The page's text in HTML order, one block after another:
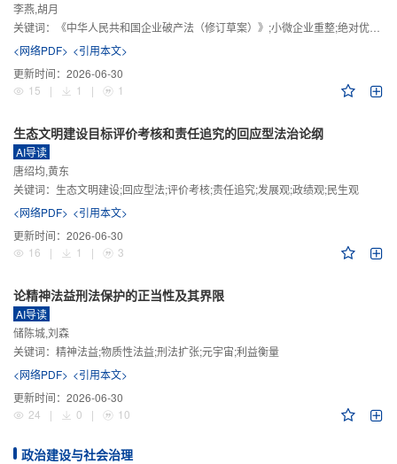
李燕,胡月
关键词：
《中华人民共和国企业破产法（修订草案）》;小微企业重整;绝对优先原则;股东权益保留;预期可支配收入标准
<网络PDF> <引用本文>
更新时间： 2026-06-30
15
| 1 | 1
生态文明建设目标评价考核和责任追究的回应型法治论纲
AI导读
唐绍均,黄东
关键词： 生态文明建设;回应型法;评价考核;责任追究;发展观;政绩观;民生观
<网络PDF> <引用本文>
更新时间： 2026-06-30
16
| 1 | 3
论精神法益刑法保护的正当性及其界限
AI导读
储陈城,刘森
关键词： 精神法益;物质性法益;刑法扩张;元宇宙;利益衡量
<网络PDF> <引用本文>
更新时间： 2026-06-30
24
| 0 | 10
政治建设与社会治理